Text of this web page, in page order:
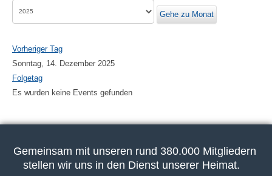
Gehe zu Monat
Vorheriger Tag
Sonntag, 14. Dezember 2025
Folgetag
Es wurden keine Events gefunden
Gemeinsam mit unseren rund 380.000 Mitgliedern
stellen wir uns in den Dienst unserer Heimat.